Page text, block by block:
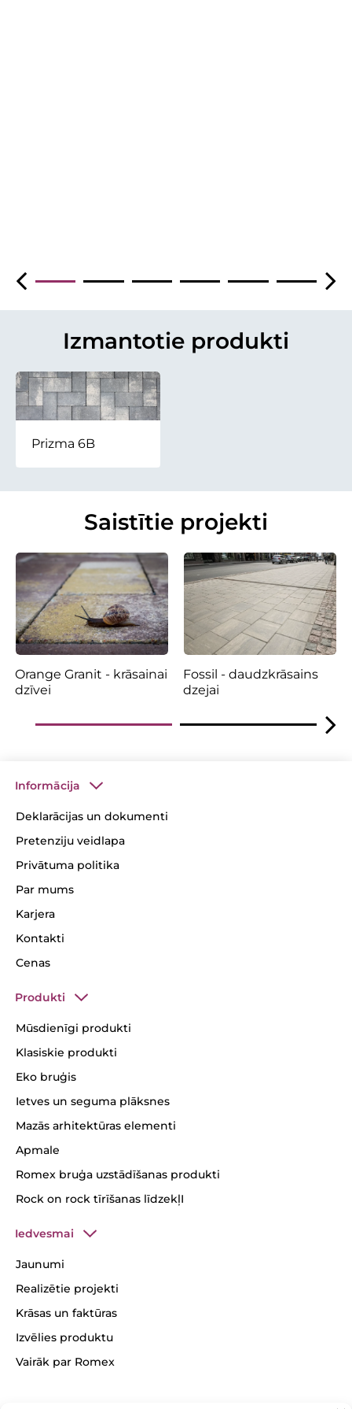
Izmantotie produkti
Prizma 6B
Saistītie projekti
Orange Granit - krāsainai
dzīvei
Fossil - daudzkrāsains
dzejai
Informācija
Deklarācijas un dokumenti
Pretenziju veidlapa
Privātuma politika
Par mums
Karjera
Kontakti
Cenas
Produkti
Mūsdienīgi produkti
Klasiskie produkti
Eko bruģis
Ietves un seguma plāksnes
Mazās arhitektūras elementi
Apmale
Romex bruģa uzstādīšanas produkti
Rock on rock tīrīšanas līdzekļI
Iedvesmai
Jaunumi
Realizētie projekti
Krāsas un faktūras
Izvēlies produktu
Vairāk par Romex